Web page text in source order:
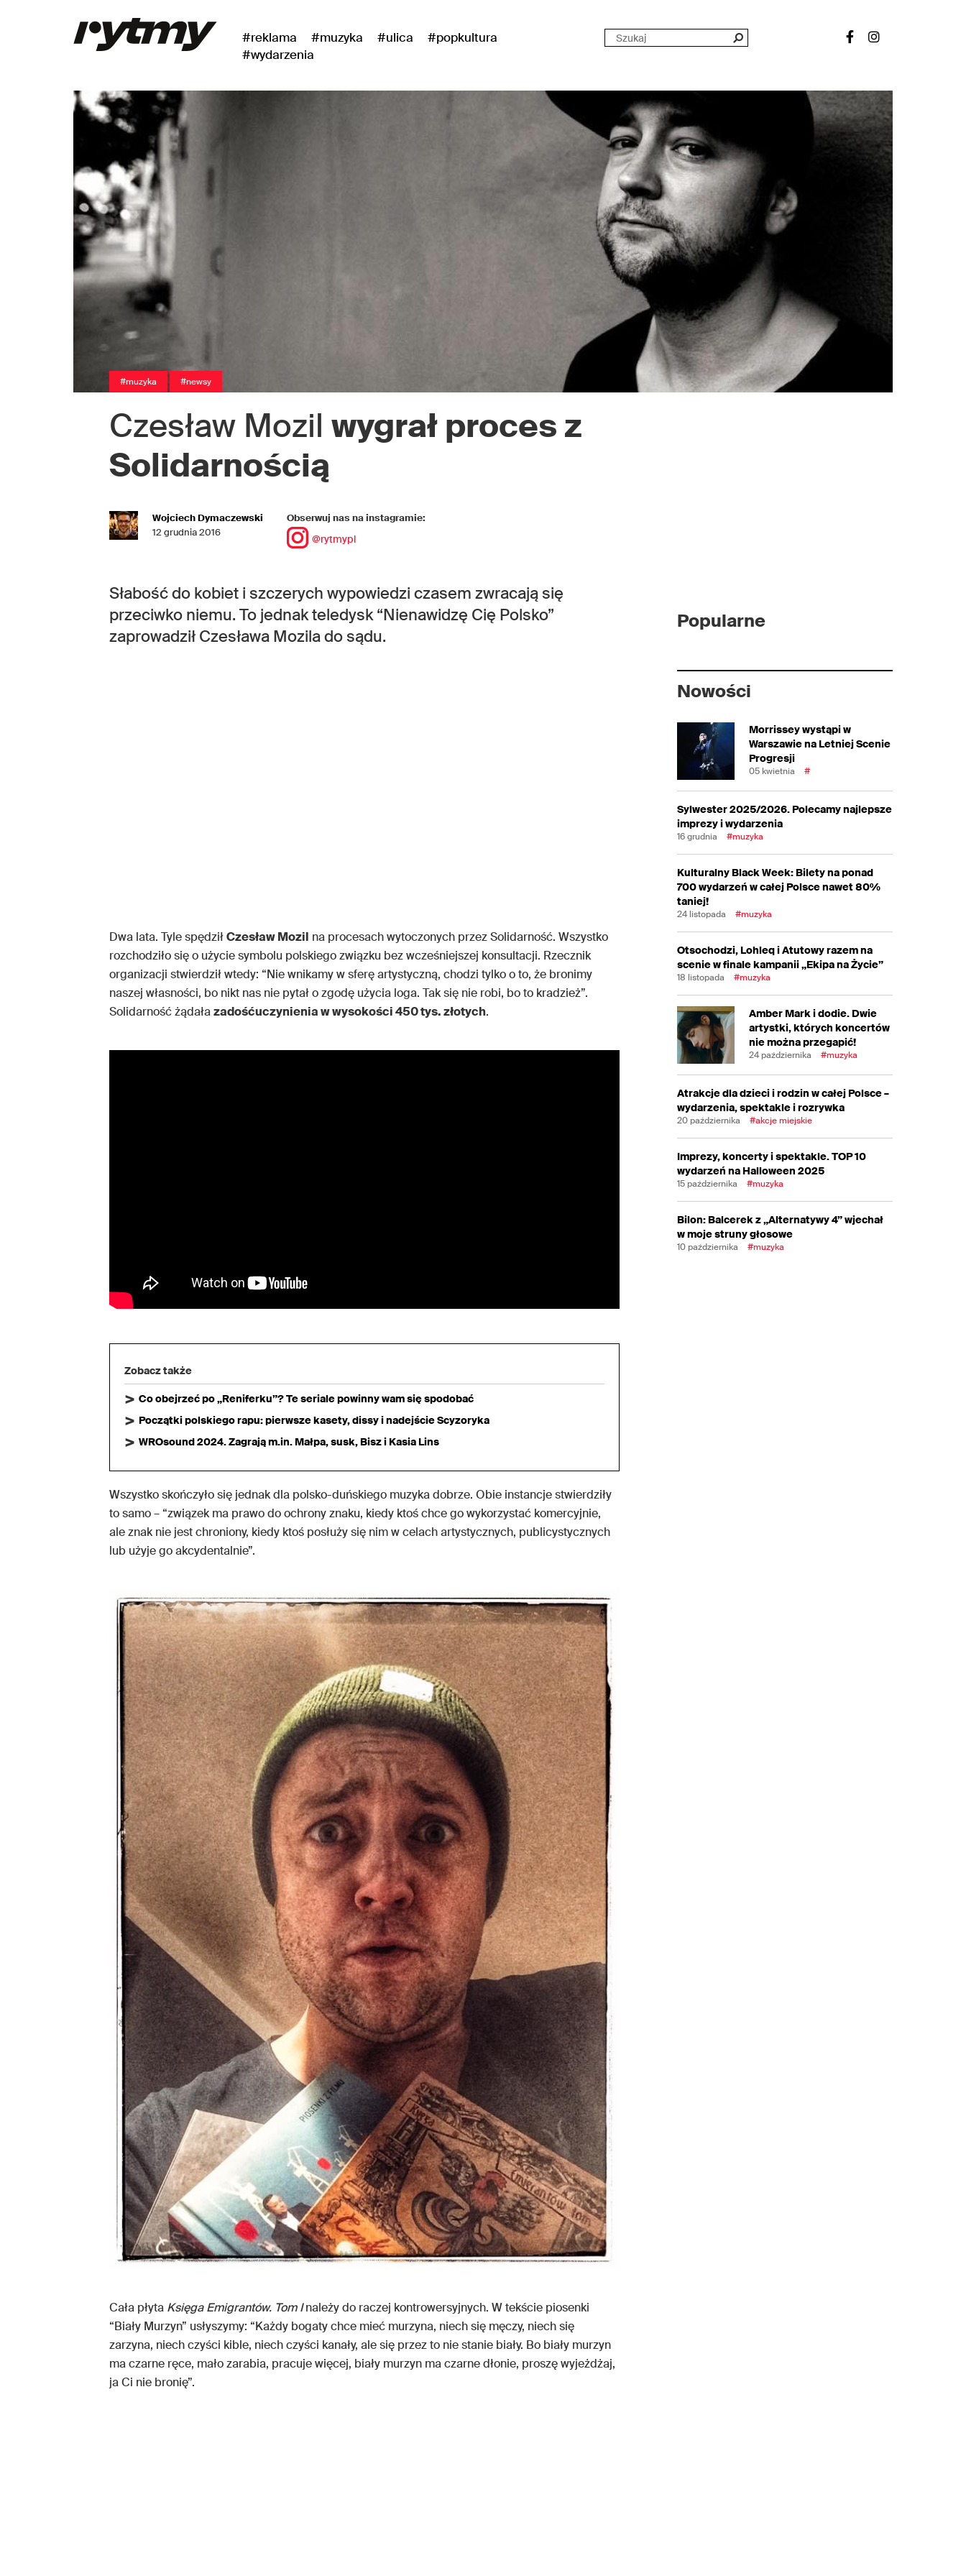
#reklama #muzyka #ulica
#popkultura
#wydarzenia
#muzyka #newsy
Czesław Mozil wygrał proces z
Solidarnością
Wojciech Dymaczewski
12 grudnia 2016
Obserwuj nas na instagramie:
@rytmypl
Słabość do kobiet i szczerych wypowiedzi czasem zwracają się
przeciwko niemu. To jednak teledysk “Nienawidzę Cię Polsko”
zaprowadził Czesława Mozila do sądu.
Dwa lata. Tyle spędziłCzesław Mozil na procesach wytoczonych przez Solidarność. Wszystko
rozchodziło się o użycie symbolu polskiego związku bez wcześniejszej konsultacji. Rzecznik
organizacji stwierdził wtedy: “Nie wnikamy w sferę artystyczną, chodzi tylko o to, że bronimy
naszej własności, bo nikt nas nie pytał o zgodę użycia loga. Tak się nie robi, bo to kradzież”.
Solidarność żądałazadośćuczynienia w wysokości 450 tys. złotych.
Zobacz także
Co obejrzeć po „Reniferku”? Te seriale powinny wam się spodobać
Początki polskiego rapu: pierwsze kasety, dissy i nadejście Scyzoryka
WROsound 2024. Zagrają m.in. Małpa, susk, Bisz i Kasia Lins
Wszystko skończyło się jednak dla polsko-duńskiego muzyka dobrze. Obie instancje stwierdziły
to samo – “związek ma prawo do ochrony znaku, kiedy ktoś chce go wykorzystać komercyjnie,
ale znak nie jest chroniony, kiedy ktoś posłuży się nim w celach artystycznych, publicystycznych
lub użyje go akcydentalnie”.
Cała płyta Księga Emigrantów. Tom Inależy do raczej kontrowersyjnych. W tekście piosenki
“Biały Murzyn” usłyszymy: “Każdy bogaty chce mieć murzyna, niech się męczy, niech się
zarzyna, niech czyści kible, niech czyści kanały, ale się przez to nie stanie biały. Bo biały murzyn
ma czarne ręce, mało zarabia, pracuje więcej, biały murzyn ma czarne dłonie, proszę wyjeżdżaj,
ja Ci nie bronię”.
Popularne
Nowości
Morrissey wystąpi w
Warszawie na Letniej Scenie
Progresji
05 kwietnia #
Sylwester 2025/2026. Polecamy najlepsze
imprezy i wydarzenia
16 grudnia #muzyka
Kulturalny Black Week: Bilety na ponad
700 wydarzeń w całej Polsce nawet 80%
taniej!
24 listopada #muzyka
Otsochodzi, Lohleq i Atutowy razem na
scenie w finale kampanii „Ekipa na Życie”
18 listopada #muzyka
Amber Mark i dodie. Dwie
artystki, których koncertów
nie można przegapić!
24 października #muzyka
Atrakcje dla dzieci i rodzin w całej Polsce –
wydarzenia, spektakle i rozrywka
20 października #akcje miejskie
Imprezy, koncerty i spektakle. TOP 10
wydarzeń na Halloween 2025
15 października #muzyka
Bilon: Balcerek z „Alternatywy 4” wjechał
w moje struny głosowe
10 października #muzyka